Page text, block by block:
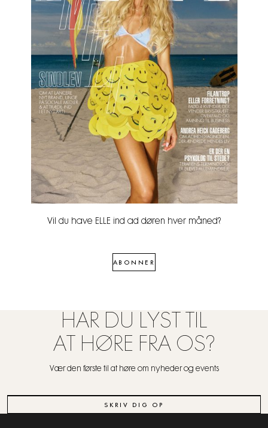
Vil du have ELLE ind ad døren hver måned?
ABONNER
HAR DU LYST TIL
AT HØRE FRA OS?
Vær den første til at høre om nyheder og events
SKRIV DIG OP